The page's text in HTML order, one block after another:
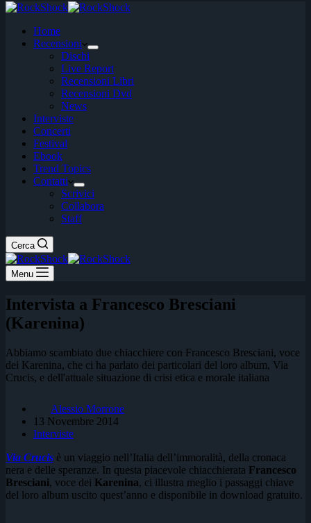
Home
Recensioni
Dischi
Live Report
Recensioni Libri
Recensioni Dvd
News
Interviste
Concerti
Festival
Ebook
Trend Topics
Contatti
Scrivici
Collabora
Staff
Cerca
Menu
Intervista a Francesco Bresciani
(Karenina)
Abbiamo scambiato due chiacchiere con Francesco Bresciani, voce
dei Karenina, che ci ha parlato dei particolari del loro album, Via
Crucis, e dell'attuale situazione di crisi etica e morale italiana
Alessio Morrone
13 Novembre 2014
Interviste
Via Crucis è un viaggio nell’Italia dell’immoralità, della cronaca
nera e delle speranze. In questa piacevole chiacchierata Francesco
Bresciani, voce dei Karenina, ci illustra meglio i passaggi chiave
del loro album uscito quest’anno e disponibile in download gratuito.